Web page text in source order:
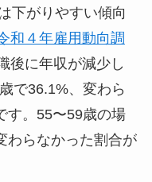
下がりやすい傾向
和４年雇用動向調
後に年収が減少し
で36.1%、変わら
す。55〜59歳の場
わらなかった割合が